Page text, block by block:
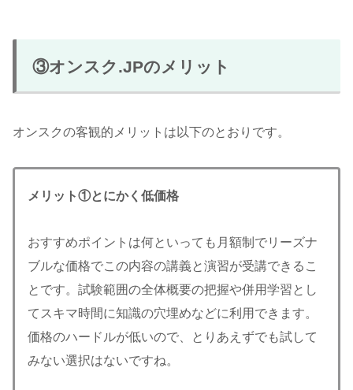
③オンスク.JPのメリット
オンスクの客観的メリットは以下のとおりです。
メリット①とにかく低価格
おすすめポイントは何といっても月額制でリーズナ
ブルな価格でこの内容の講義と演習が受講できるこ
とです。試験範囲の全体概要の把握や併用学習とし
てスキマ時間に知識の穴埋めなどに利用できます。
価格のハードルが低いので、とりあえずでも試して
みない選択はないですね。